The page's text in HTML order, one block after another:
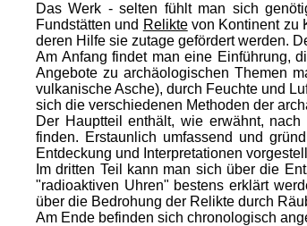
Das Werk - selten fühlt man sich
Fundstätten und Reliktevon Kontinent zu
deren Hilfe sie zutage gefördert werden.
Am Anfang findet man eine Einführung,
Angebote zu archäologischen Themen
vulkanische Asche), durch Feuchte und
sich die verschiedenen Methoden der
Der Hauptteil enthält, wie erwähnt,
finden. Erstaunlich umfassend und
Entdeckung und Interpretationen
Im dritten Teil kann man sich über die
"radioaktiven Uhren" bestens erklärt
über die Bedrohung der Relikte durch
Am Ende befinden sich chronologisch